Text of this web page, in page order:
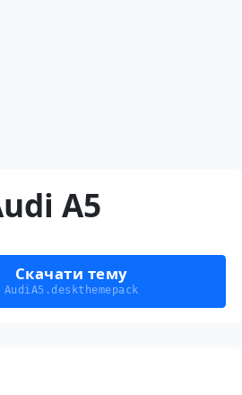
A5
Скачати тему
AudiA5.deskthemepack